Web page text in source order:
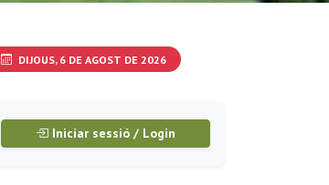
DIJOUS, 6 DE AGOST DE 2026
Iniciar sessió / Login